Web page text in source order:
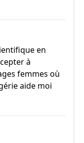
en
à
femmes où
aide moi